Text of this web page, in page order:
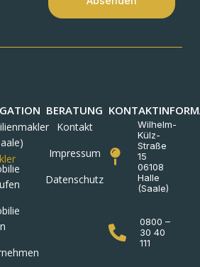
BERATUNG
Kontakt
Impressum
Datenschutz
Wilhelm-
Külz-
Straße
15
06108
Halle
(Saale)
0800 –
30 40
111